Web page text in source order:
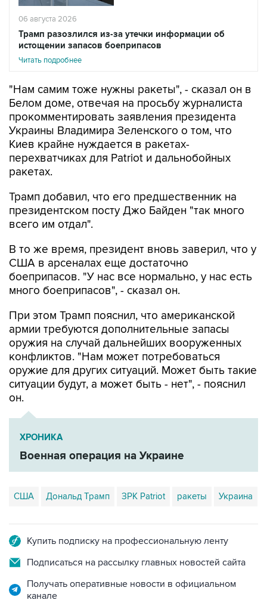
06 августа 2026
Трамп разозлился из-за утечки информации об
истощении запасов боеприпасов
Читать подробнее
"Нам самим тоже нужны ракеты", - сказал он в
Белом доме, отвечая на просьбу журналиста
прокомментировать заявления президента
Украины Владимира Зеленского о том, что
Киев крайне нуждается в ракетах-
перехватчиках для Patriot и дальнобойных
ракетах.
Трамп добавил, что его предшественник на
президентском посту Джо Байден "так много
всего им отдал".
В то же время, президент вновь заверил, что у
США в арсеналах еще достаточно
боеприпасов. "У нас все нормально, у нас есть
много боеприпасов", - сказал он.
При этом Трамп пояснил, что американской
армии требуются дополнительные запасы
оружия на случай дальнейших вооруженных
конфликтов. "Нам может потребоваться
оружие для других ситуаций. Может быть такие
ситуации будут, а может быть - нет", - пояснил
он.
ХРОНИКА
Военная операция на Украине
США Дональд Трамп ЗРК Patriot ракеты Украина
Купить подписку на профессиональную ленту
Подписаться на рассылку главных новостей сайта
Получать оперативные новости в официальном
канале